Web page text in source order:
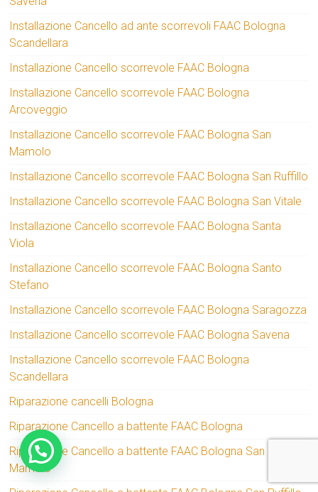
Installazione Cancello ad ante scorrevoli FAAC Bologna
Scandellara
Installazione Cancello scorrevole FAAC Bologna
Installazione Cancello scorrevole FAAC Bologna
Arcoveggio
Installazione Cancello scorrevole FAAC Bologna San
Mamolo
Installazione Cancello scorrevole FAAC Bologna San Ruffillo
Installazione Cancello scorrevole FAAC Bologna San Vitale
Installazione Cancello scorrevole FAAC Bologna Santa
Viola
Installazione Cancello scorrevole FAAC Bologna Santo
Stefano
Installazione Cancello scorrevole FAAC Bologna Saragozza
Installazione Cancello scorrevole FAAC Bologna Savena
Installazione Cancello scorrevole FAAC Bologna
Scandellara
Riparazione cancelli Bologna
Riparazione Cancello a battente FAAC Bologna
Riparazione Cancello a battente FAAC Bologna San
Mamolo